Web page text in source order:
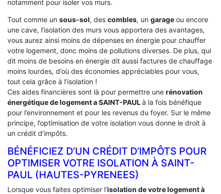
notamment pour isoler vos murs.
Tout comme un sous-sol, des combles, un garage ou encore
une cave, l’isolation des murs vous apportera des avantages,
vous aurez ainsi moins de dépenses en énergie pour chauffer
votre logement, donc moins de pollutions diverses. De plus, qui
dit moins de besoins en énergie dit aussi factures de chauffage
moins lourdes, d’où des économies appréciables pour vous,
tout cela grâce à l’isolation !
Ces aides financières sont là pour permettre une rénovation
énergétique de logement aSAINT-PAULà la fois bénéfique
pour l’environnement et pour les revenus du foyer. Sur le même
principe, l’optimisation de votre isolation vous donne le droit à
un crédit d’impôts.
BÉNÉFICIEZ D’UN CRÉDIT D’IMPÔTS POUR
OPTIMISER VOTRE ISOLATION À ‎SAINT-
PAUL (HAUTES-PYRENEES)
Lorsque vous faites optimiser l’isolation de votre logement à